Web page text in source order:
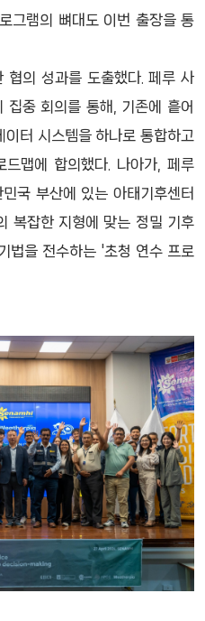
그램의 뼈대도 이번 출장을 통
협의 성과를 도출했다. 페루 사
집중 회의를 통해, 기존에 흩어
터 시스템을 하나로 통합하고
맵에 합의했다. 나아가, 페루
국 부산에 있는 아태기후센터
복잡한 지형에 맞는 정밀 기후
법을 전수하는 '초청 연수 프로